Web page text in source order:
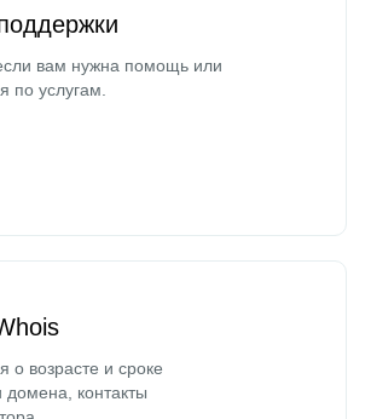
вам нужна помощь или
по услугам.
возрасте и сроке
домена, контакты